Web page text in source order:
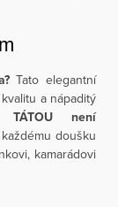
Tato elegantní
a nápaditý
TÁTOU není
doušku
kamarádovi